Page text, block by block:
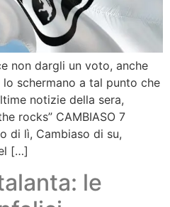
non dargli un voto, anche
schermano a tal punto che
notizie della sera,
rocks” CAMBIASO 7
di lì, Cambiaso di su,
[…]
le